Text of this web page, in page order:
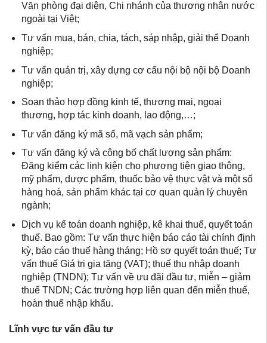
Văn phòng đại diện, Chi nhánh của thương nhân nước
ngoài tại Việt;
Tư vấn mua, bán, chia, tách, sáp nhập, giải thể Doanh
nghiệp;
Tư vấn quản trị, xây dựng cơ cấu nội bộ nội bộ Doanh
nghiệp;
Soạn thảo hợp đồng kinh tế, thương mại, ngoại
thương, hợp tác kinh doanh, lao động,…;
Tư vấn đăng ký mã số, mã vạch sản phẩm;
Tư vấn đăng ký và công bố chất lượng sản phẩm:
Đăng kiểm các linh kiện cho phương tiện giao thông,
mỹ phẩm, dược phẩm, thuốc bảo vệ thực vật và một số
hàng hoá, sản phẩm khác tại cơ quan quản lý chuyên
ngành;
Dịch vụ kế toán doanh nghiệp, kê khai thuế, quyết toán
thuế. Bao gồm: Tư vấn thực hiện báo cáo tài chính định
kỳ, báo cáo thuế hàng tháng; Hồ sơ quyết toán thuế; Tư
vấn thuế Giá trị gia tăng (VAT); thuế thu nhập doanh
nghiệp (TNDN); Tư vấn về ưu đãi đầu tư, miễn – giảm
thuế TNDN; Các trường hợp liên quan đến miễn thuế,
hoàn thuế nhập khẩu.
Lĩnh vực tư vấn đầu tư